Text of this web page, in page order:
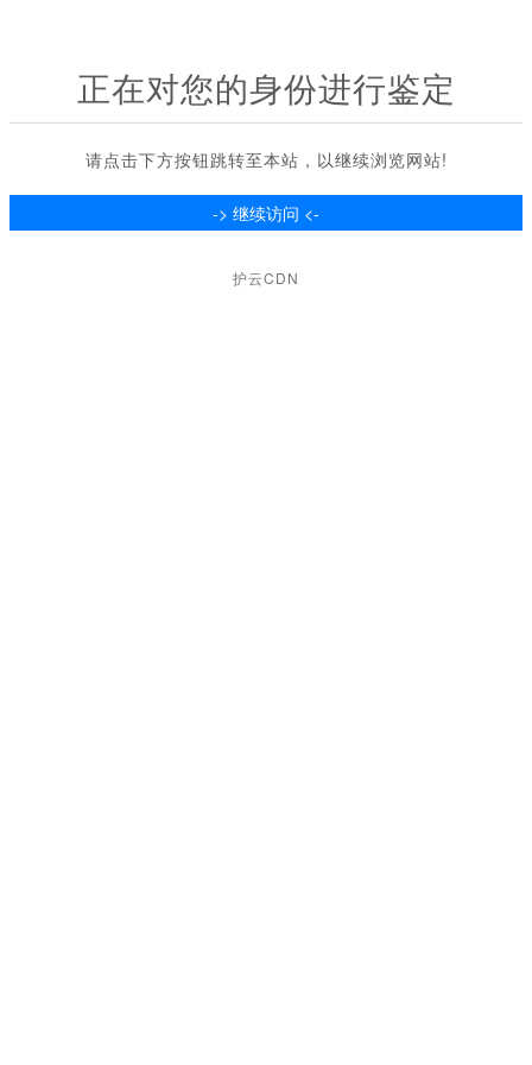
正在对您的身份进行鉴定
请点击下方按钮跳转至本站，以继续浏览网站!
护云CDN